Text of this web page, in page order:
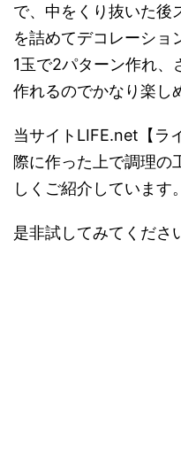
で、中をくり抜いた後
を詰めてデコレーショ
1玉で2パターン作れ、
作れるのでかなり楽し
当サイトLIFE.net【ラ
際に作った上で調理の
しくご紹介しています。
是非試してみてくださ